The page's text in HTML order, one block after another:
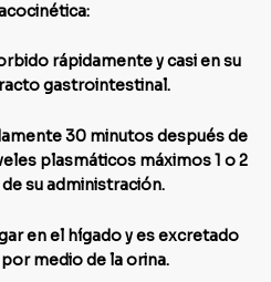
rápidamente y casi en su
gastrointestinal.
30 minutos después de
plasmáticos máximos 1 o 2
su administración.
en el hígado y es excretado
medio de la orina.